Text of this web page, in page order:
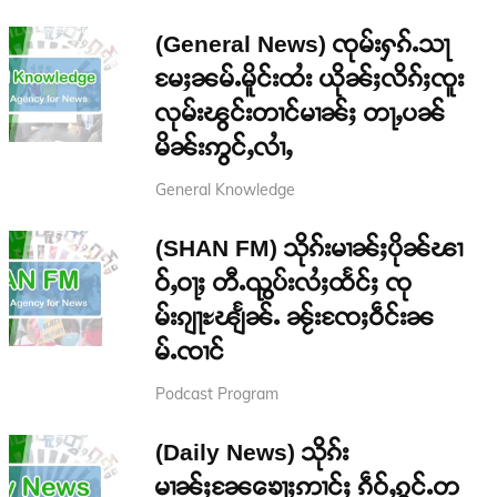
(General News) ၸုမ်းႁၵ်ႉသႃ
မႄႈၼမ်ႉမိူင်းထႆး ယိုၼ်ႈလိၵ်ႈၸူး
လုမ်းၽွင်းတၢင်မၢၼ်ႈ တႃႇပၼ်
မိၼ်းဢွင်ႇလၢႆႇ
General Knowledge
(SHAN FM) သိုၵ်းမၢၼ်ႈပိုၼ်ၽၢ
ဝ်ႇဝႃႈ တီႉၺွပ်းလႆႈထႅင်ႈ ၸု
မ်းၵျႃႊၽျႅၼ်ႉ ၼႂ်းၸႄႈဝဵင်းၼ
မ်ႉၸၢင်
Podcast Program
(Daily News) သိုၵ်း
မၢၼ်ႈၼႄၶေႃႈဢၢင်ႈ ၵဵဝ်ႇၵွင်ႉတ